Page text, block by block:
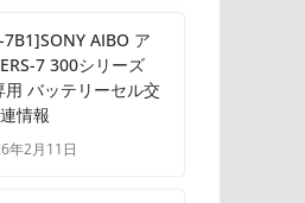
7B1]SONY AIBO ア
7 300シリーズ
用 バッテリーセル交
情報
年2月11日